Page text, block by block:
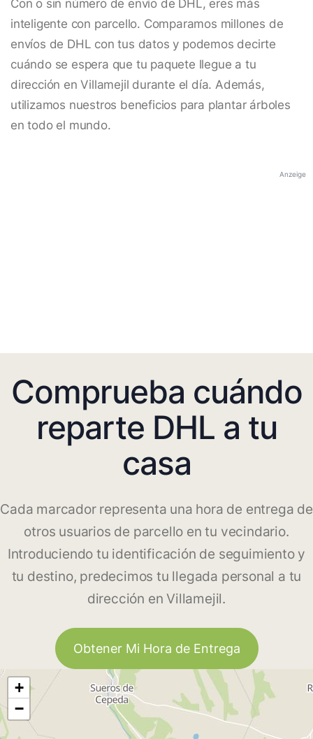
Con o sin número de envío de DHL, eres más
inteligente con parcello. Comparamos millones de
envíos de DHL con tus datos y podemos decirte
cuándo se espera que tu paquete llegue a tu
dirección en Villamejil durante el día. Además,
utilizamos nuestros beneficios para plantar árboles
en todo el mundo.
Anzeige
Comprueba cuándo
reparte DHL a tu
casa
Cada marcador representa una hora de entrega de
otros usuarios de parcello en tu vecindario.
Introduciendo tu identificación de seguimiento y
tu destino, predecimos tu llegada personal a tu
dirección en Villamejil.
Obtener Mi Hora de Entrega
+
−